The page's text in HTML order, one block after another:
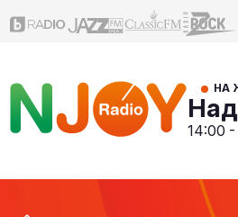
НА
14:00 -